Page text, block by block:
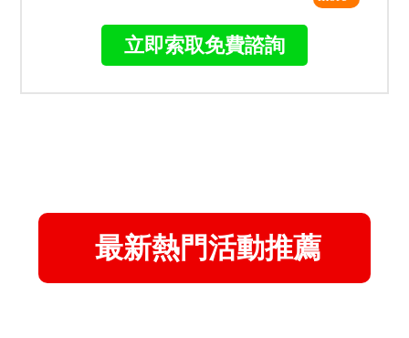
開始準備，無任何工作經
驗，也不是一般民政相關
科系畢業，從零基礎開始
讀。選擇【金榜函授】的
立即索取免費諮詢